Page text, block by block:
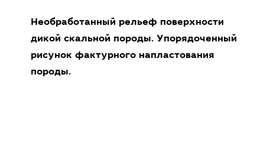
Необработанный рельеф поверхности
дикой скальной породы. Упорядоченный
рисунок фактурного напластования
породы.